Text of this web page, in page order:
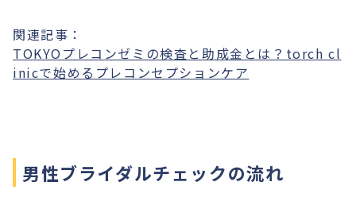
関連記事：
TOKYOプレコンゼミの検査と助成金とは？torch cl
inicで始めるプレコンセプションケア
男性ブライダルチェックの流れ